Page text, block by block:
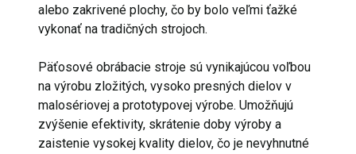
alebo zakrivené plochy, čo by bolo veľmi ťažké
vykonať na tradičných strojoch.
Päťosové obrábacie stroje sú vynikajúcou voľbou
na výrobu zložitých, vysoko presných dielov v
malosériovej a prototypovej výrobe. Umožňujú
zvýšenie efektivity, skrátenie doby výroby a
zaistenie vysokej kvality dielov, čo je nevyhnutné